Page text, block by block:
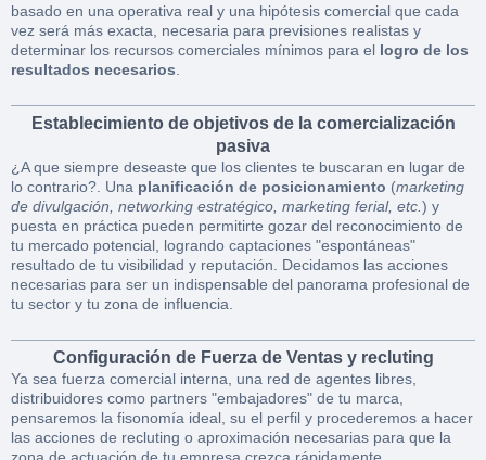
basado en una operativa real y una hipótesis comercial que cada
vez será más exacta, necesaria para previsiones realistas y
determinar los recursos comerciales mínimos para el logro de los
resultados necesarios
Establecimiento de objetivos de la comercialización
pasiva
¿A que siempre deseaste que los clientes te buscaran en lugar de
lo contrario?. Una planificación de posicionamiento (marketing
de divulgación, networking estratégico, marketing ferial, etc. ) y
puesta en práctica pueden permitirte gozar del reconocimiento de
tu mercado potencial, logrando captaciones "espontáneas"
resultado de tu visibilidad y reputación. Decidamos las acciones
necesarias para ser un indispensable del panorama profesional de
tu sector y tu zona de influencia.
Configuración de Fuerza de Ventas y recluting
Ya sea fuerza comercial interna, una red de agentes libres,
distribuidores como partners "embajadores" de tu marca,
pensaremos la fisonomía ideal, su el perfil y procederemos a hacer
las acciones de recluting o aproximación necesarias para que la